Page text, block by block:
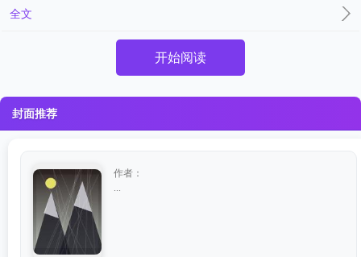
全文
开始阅读
封面推荐
作者：